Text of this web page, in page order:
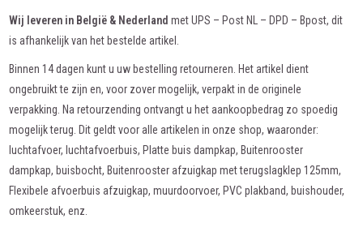
Wij leveren in België & Nederland met UPS – Post NL – DPD – Bpost, dit
is afhankelijk van het bestelde artikel.
Binnen 14 dagen kunt u uw bestelling retourneren. Het artikel dient
ongebruikt te zijn en, voor zover mogelijk, verpakt in de originele
verpakking. Na retourzending ontvangt u het aankoopbedrag zo spoedig
mogelijk terug. Dit geldt voor alle artikelen in onze shop, waaronder:
luchtafvoer, luchtafvoerbuis, Platte buis dampkap, Buitenrooster
dampkap, buisbocht, Buitenrooster afzuigkap met terugslagklep 125mm,
Flexibele afvoerbuis afzuigkap, muurdoorvoer, PVC plakband, buishouder,
omkeerstuk, enz.